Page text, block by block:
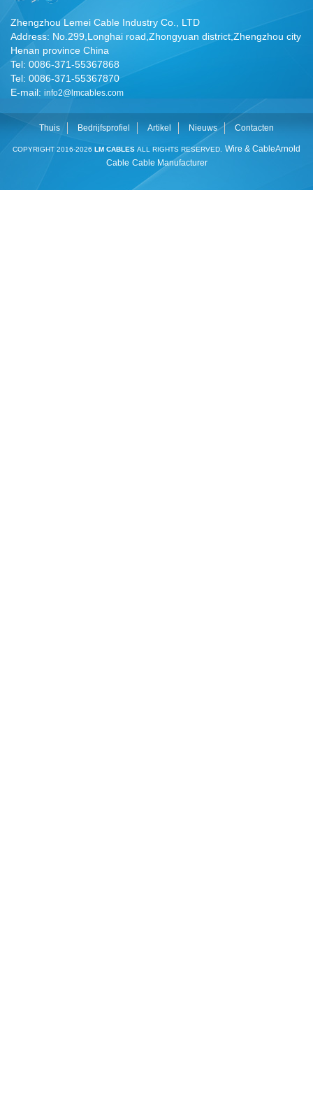
Zhengzhou Lemei Cable Industry Co., LTD
Address: No.299,Longhai road,Zhongyuan district,Zhengzhou city
Henan province China
Tel: 0086-371-55367868
Tel: 0086-371-55367870
E-mail: info2@lmcables.com
Thuis Bedrijfsprofiel Artikel Nieuws Contacten
COPYRIGHT 2016-2026 LM CABLES ALL RIGHTS RESERVED. Wire & CableArnold
Cable Cable Manufacturer